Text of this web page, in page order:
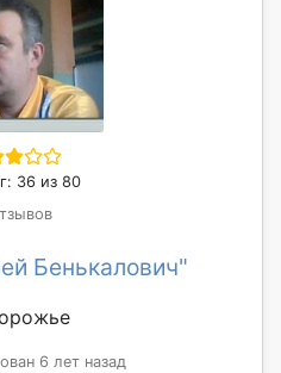
36 из 80
Бенькалович"
6 лет назад